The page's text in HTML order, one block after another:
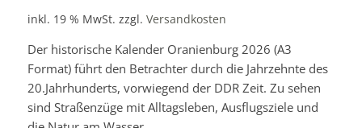
inkl. 19 % MwSt. zzgl. Versandkosten
Der historische Kalender Oranienburg 2026 (A3
Format) führt den Betrachter durch die Jahrzehnte des
20.Jahrhunderts, vorwiegend der DDR Zeit. Zu sehen
sind Straßenzüge mit Alltagsleben, Ausflugsziele und